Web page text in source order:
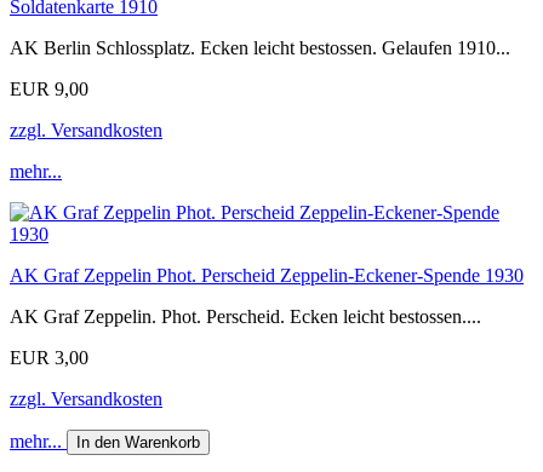
Soldatenkarte 1910
AK Berlin Schlossplatz. Ecken leicht bestossen. Gelaufen 1910...
EUR 9,00
zzgl. Versandkosten
mehr...
AK Graf Zeppelin Phot. Perscheid Zeppelin-Eckener-Spende 1930
AK Graf Zeppelin. Phot. Perscheid. Ecken leicht bestossen....
EUR 3,00
zzgl. Versandkosten
mehr... In den Warenkorb